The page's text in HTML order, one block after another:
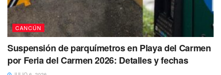
Ante el deceso se presentaron peritos de la Fiscalía
General del Estado quienes recabaron indicios y dieron
paso a las diligencias correspondientes en la espera del
traslado al Servicio Médico Forense del hoy occiso para
que le sea practicada la necropsia de ley.
CANCÚN
Suspensión de parquímetros en Playa del Carmen
por Feria del Carmen 2026: Detalles y fechas